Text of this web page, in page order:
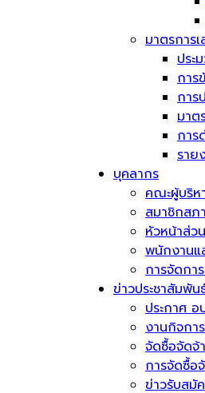
มาตรการ
ประ
การ
การ
มาต
การ
ราย
บุคลากร
คณะผู้บริห
สมาชิกสภ
หัวหน้าส่ว
พนักงานแ
การจัดกา
ข่าวประชาสัมพัน
ประกาศ อ
งานกิจกา
จัดซื้อจัดจ้
การจัดซื้อ
ข่าวรับสมั